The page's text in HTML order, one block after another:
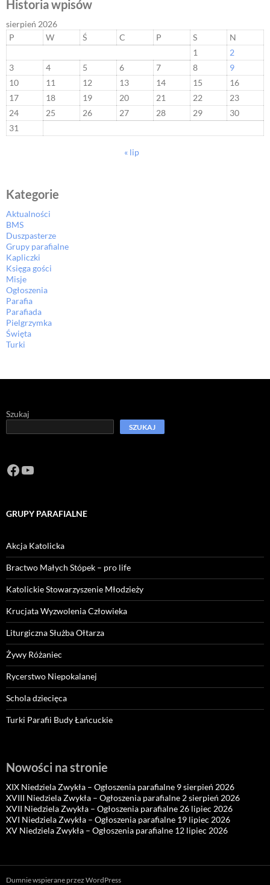
Historia wpisów
sierpień 2026
P
W Ś C P S
N
1
2
3
4 5 6 7 8
9
10
11 12 13 14 15
16
17
18 19 20 21 22
23
24
25 26 27 28 29
30
31
« lip
Kategorie
Aktualności
BMS
Duszpasterze
Grupy parafialne
Kapliczki
Księga gości
Misje
Ogłoszenia
Parafia
Parafiada
Pielgrzymka
Święta
Turki
Szukaj
SZUKAJ
Facebook
https://www.youtube.com/channel/
GRUPY PARAFIALNE
Akcja Katolicka
Bractwo Małych Stópek – pro life
Katolickie Stowarzyszenie Młodzieży
Krucjata Wyzwolenia Człowieka
Liturgiczna Służba Ołtarza
Żywy Różaniec
Rycerstwo Niepokalanej
Schola dziecięca
Turki Parafii Budy Łańcuckie
Nowości na stronie
XIX Niedziela Zwykła – Ogłoszenia parafialne 9 sierpień 2026
XVIII Niedziela Zwykła – Ogłoszenia parafialne 2 sierpień 2026
XVII Niedziela Zwykła – Ogłoszenia parafialne 26 lipiec 2026
XVI Niedziela Zwykła – Ogłoszenia parafialne 19 lipiec 2026
XV Niedziela Zwykła – Ogłoszenia parafialne 12 lipiec 2026
Dumnie wspierane przez WordPress